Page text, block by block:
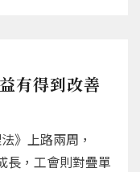
有得到改善
》上路兩周，
長，工會則對疊單